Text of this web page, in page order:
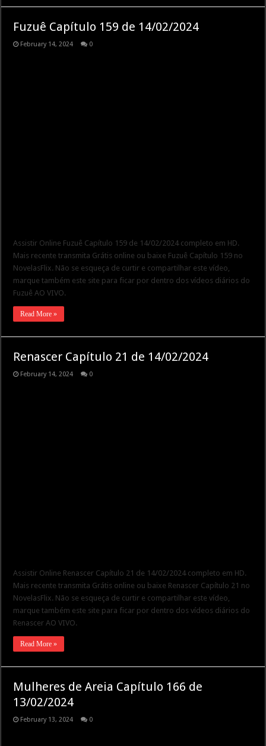
Fuzuê Capítulo 159 de 14/02/2024
February 14, 2024 0
Assistir Online Fuzuê Capítulo 159 de 14/02/2024 completo em HD.
Mais recente transmita Grátis online ou baixe Fuzuê Capítulo 159 no
NovelasFlix. Não se esqueça de curtir e compartilhar este vídeo,
marque também este site para ficar por dentro dos vídeos diários do
Fuzuê AO VIVO.
Read More »
Renascer Capítulo 21 de 14/02/2024
February 14, 2024 0
Assistir Online Renascer Capítulo 21 de 14/02/2024 completo em HD.
Mais recente transmita Grátis online ou baixe Renascer Capítulo 21 no
NovelasFlix. Não se esqueça de curtir e compartilhar este vídeo,
marque também este site para ficar por dentro dos vídeos diários do
Renascer AO VIVO.
Read More »
Mulheres de Areia Capítulo 166 de
13/02/2024
February 13, 2024 0